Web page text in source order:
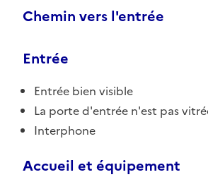
Chemin vers l'entrée
Entrée
Entrée bien visible
La porte d'entrée n'est pas
Interphone
Accueil et équipement